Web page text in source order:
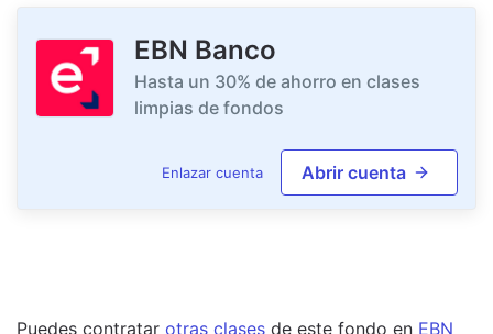
EBN Banco
Hasta un 30% de ahorro en clases
limpias de fondos
Enlazar cuenta Abrir cuenta
Puedes contratar otras clases de este fondo en EBN